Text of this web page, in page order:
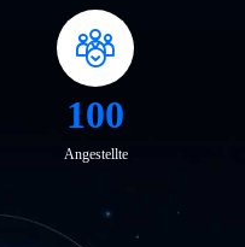
100
Angestellte